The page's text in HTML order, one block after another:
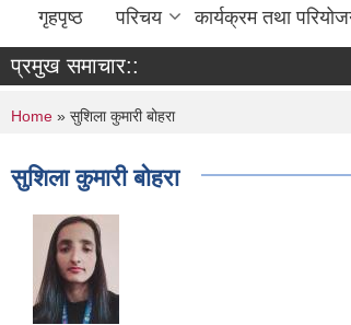
गृहपृष्ठ परिचय कार्यक्रम तथा
प्रमुख समाचार::
You are here
Home » सुशिला कुमारी बोहरा
सुशिला कुमारी बोहरा